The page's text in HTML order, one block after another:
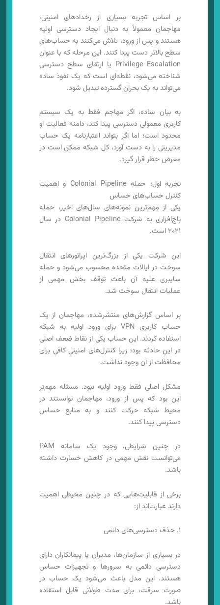
بر اساس تجربه بسیاری از رخدادهای امنیتی،
مهاجمان معمولاً به دنبال ایجاد دسترسی اولیه
هستند و پس از ورود، تلاش می‌کنند به حساب‌های
سطح بالاتر دست پیدا کنند. این مرحله که با عنوان
Privilege Escalation یا ارتقای سطح دسترسی
شناخته می‌شود، نقطه‌ای است که یک نفوذ ساده
می‌تواند به یک بحران گسترده تبدیل شود.
به بیان ساده، اگر مهاجم فقط به یک سیستم
کاربری معمولی دسترسی پیدا کند، دامنه فعالیت او
محدود است؛ اما اگر بتواند اعتبارنامه یک حساب
مدیریتی را به دست آورد، کل شبکه ممکن است در
معرض خطر قرار گیرد.
تجربه اول؛ حمله Colonial Pipeline و اهمیت
کنترل حساب‌های حساس
یکی از مهم‌ترین نمونه‌های سال‌های اخیر، حمله
باج‌افزاری به شرکت Colonial Pipeline در سال
۲۰۲۱ است.
این شرکت یکی از بزرگ‌ترین اپراتورهای انتقال
سوخت در ایالات متحده محسوب می‌شود و حمله
سایبری علیه آن باعث توقف بخش مهمی از
عملیات انتقال سوخت شد.
بر اساس گزارش‌های منتشرشده، مهاجمان از یک
حساب کاربری VPN برای ورود اولیه به شبکه
استفاده کردند. این حساب یکی از نقاط ضعف اصلی
در این حادثه بود؛ زیرا کنترل‌های امنیتی کافی برای
محافظت از آن وجود نداشت.
مشکل اصلی فقط ورود اولیه نبود. مسئله مهم‌تر
این بود که پس از ورود، مهاجمان توانستند در
محیط شبکه حرکت کنند و به منابع حساس
دسترسی پیدا کنند.
در چنین شرایطی، وجود یک سامانه PAM
می‌توانست نقش مهمی در کاهش خسارت داشته
باشد.
برخی از قابلیت‌هایی که در چنین محیطی اهمیت
دارند عبارت‌اند از:
۱. حذف دسترسی‌های دائمی
در بسیاری از سازمان‌ها، مدیران یا پیمانکاران دارای
دسترسی دائمی به سرورها و تجهیزات حساس
هستند. این مدل باعث می‌شود یک حساب در
صورت سرقت، برای مدت طولانی قابل استفاده
باشد.